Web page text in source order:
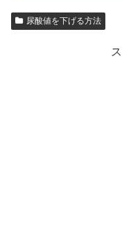
尿酸値を下げる方法